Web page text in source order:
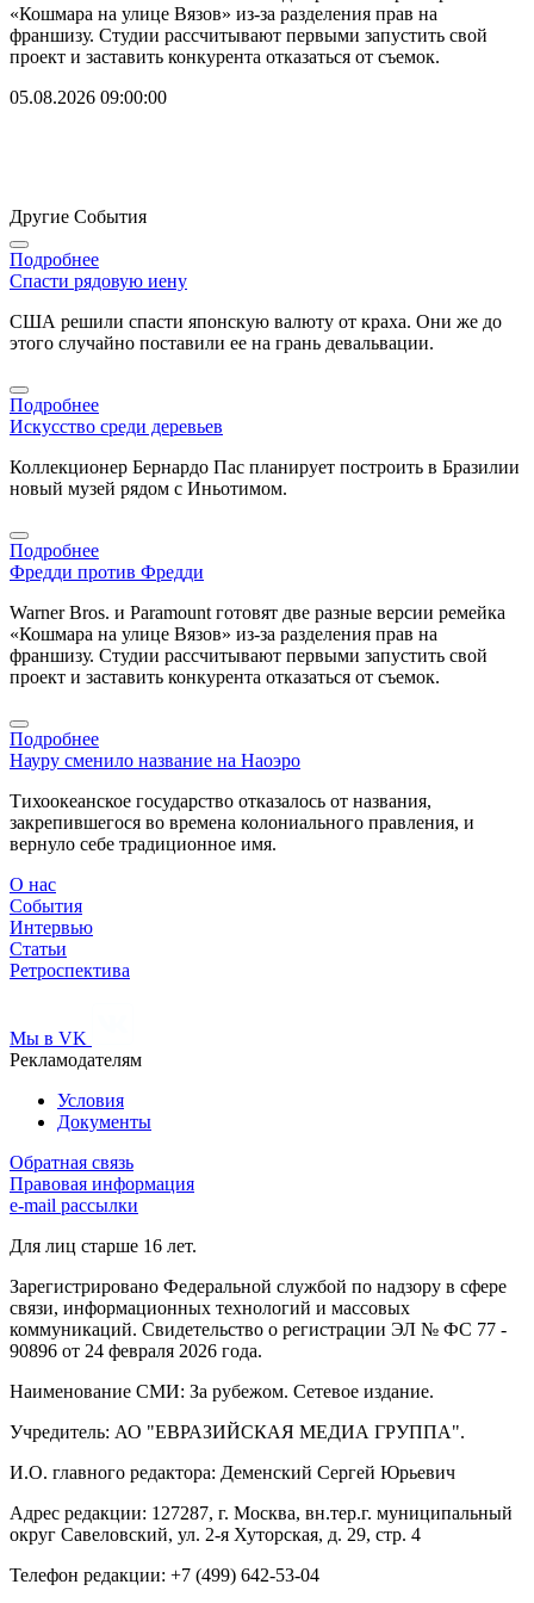
«Кошмара на улице Вязов» из-за разделения прав на
франшизу. Студии рассчитывают первыми запустить свой
проект и заставить конкурента отказаться от съемок.
05.08.2026 09:00:00
Другие События
Подробнее
Спасти рядовую иену
США решили спасти японскую валюту от краха. Они же до
этого случайно поставили ее на грань девальвации.
Подробнее
Искусство среди деревьев
Коллекционер Бернардо Пас планирует построить в Бразилии
новый музей рядом с Иньотимом.
Подробнее
Фредди против Фредди
Warner Bros. и Paramount готовят две разные версии ремейка
«Кошмара на улице Вязов» из-за разделения прав на
франшизу. Студии рассчитывают первыми запустить свой
проект и заставить конкурента отказаться от съемок.
Подробнее
Науру сменило название на Наоэро
Тихоокеанское государство отказалось от названия,
закрепившегося во времена колониального правления, и
вернуло себе традиционное имя.
О нас
События
Интервью
Статьи
Ретроспектива
Мы в VK
Рекламодателям
Условия
Документы
Обратная связь
Правовая информация
e-mail рассылки
Для лиц старше 16 лет.
Зарегистрировано Федеральной службой по надзору в сфере
связи, информационных технологий и массовых
коммуникаций. Свидетельство о регистрации ЭЛ № ФС 77 -
90896 от 24 февраля 2026 года.
Наименование СМИ: За рубежом. Сетевое издание.
Учредитель: АО "ЕВРАЗИЙСКАЯ МЕДИА ГРУППА".
И.О. главного редактора: Деменский Сергей Юрьевич
Адрес редакции: 127287, г. Москва, вн.тер.г. муниципальный
округ Савеловский, ул. 2-я Хуторская, д. 29, стр. 4
Телефон редакции: +7 (499) 642-53-04